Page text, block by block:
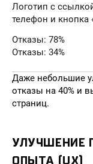
Логотип с
телефон и кнопка
Отказы: 78%
Отказы: 34%
Даже небольшие
отказы на 40% и
страниц.
УЛУЧШЕНИЕ
ОПЫТА (UX)